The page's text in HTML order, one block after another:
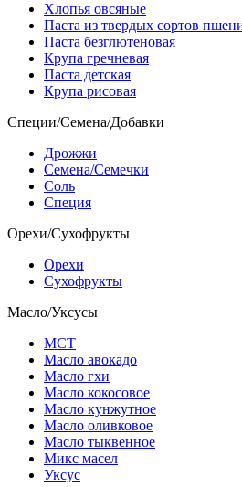
Хлопья овсяные
Паста из твердых сортов
Паста безглютеновая
Крупа гречневая
Паста детская
Крупа рисовая
Специи/Семена/Добавки
Дрожжи
Семена/Семечки
Соль
Специя
Орехи/Сухофрукты
Орехи
Сухофрукты
Масло/Уксусы
МСТ
Масло авокадо
Масло гхи
Масло кокосовое
Масло кунжутное
Масло оливковое
Масло тыквенное
Микс масел
Уксус